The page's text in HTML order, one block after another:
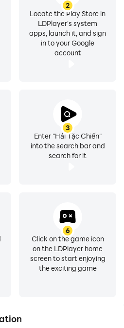
2
Locate the Play Store in
LDPlayer's system
apps, launch it, and sign
in to your Google
account
3
Enter "Hải Tặc Chiến"
into the search bar and
search for it
6
Click on the game icon
on the LDPlayer home
screen to start enjoying
the exciting game